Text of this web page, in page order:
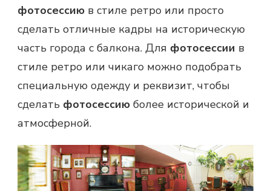
фотосессию в стиле ретро или просто
сделать отличные кадры на историческую
часть города с балкона. Для фотосессии в
стиле ретро или чикаго можно подобрать
специальную одежду и реквизит, чтобы
сделать фотосессию более исторической и
атмосферной.